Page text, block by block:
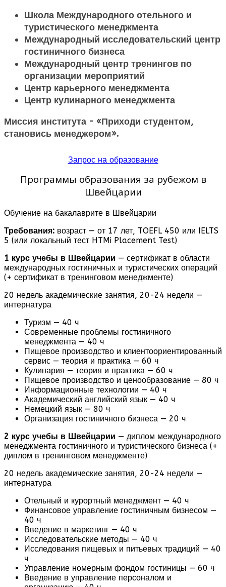
Школа Международного отельного и
туристического менеджмента
Международный исследовательский центр
гостиничного бизнеса
Международный центр тренингов по
организации мероприятий
Центр карьерного менеджмента
Центр кулинарного менеджмента
Миссия института - «Приходи студентом,
становись менеджером».
Запрос на образование
Программы образования за рубежом в
Швейцарии
Обучение на бакалаврите в Швейцарии
Требования: возраст — от 17 лет, TOEFL 450 или IELTS
5 (или локальный тест HTMi Placement Test)
1 курс учебы в Швейцарии — сертификат в области
международных гостиничных и туристических операций
(+ сертификат в тренинговом менеджменте)
20 недель академические занятия, 20-24 недели —
интернатура
Туризм — 40 ч
Современные проблемы гостиничного
менеджмента — 40 ч
Пищевое производство и клиентоориентированный
сервис — теория и практика — 60 ч
Кулинария — теория и практика — 60 ч
Пищевое производство и ценообразование — 80 ч
Информационные технологии — 40 ч
Академический английский язык — 40 ч
Немецкий язык — 80 ч
Организация гостиничного бизнеса — 20 ч
2 курс учебы в Швейцарии — диплом международного
менеджмента гостиничного и туристического бизнеса (+
диплом в тренинговом менеджменте)
20 недель академические занятия, 20-24 недели —
интернатура
Отельный и курортный менеджмент — 40 ч
Финансовое управление гостиничным бизнесом —
40 ч
Введение в маркетинг — 40 ч
Исследовательские методы — 40 ч
Исследования пищевых и питьевых традиций — 40
ч
Управление номерным фондом гостиницы — 60 ч
Введение в управление персоналом и